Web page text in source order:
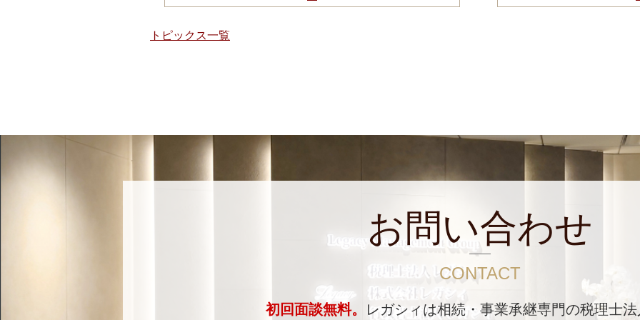
トピックス一覧
お問い合わせ
CONTACT
初回面談無料。 レガシィは相続・事業承継専門の税理士